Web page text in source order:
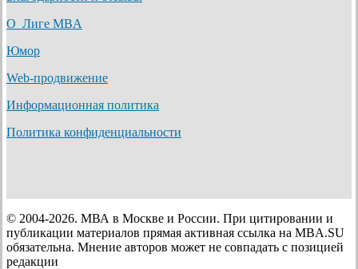
О Лиге MBA
Юмор
Web-продвижение
Информационная политика
Политика конфиденциальности
© 2004-2026. МВА в Москве и России. При цитировании и
публикации материалов прямая активная ссылка на MBA.SU
обязательна. Мнение авторов может не совпадать с позицией
редакции